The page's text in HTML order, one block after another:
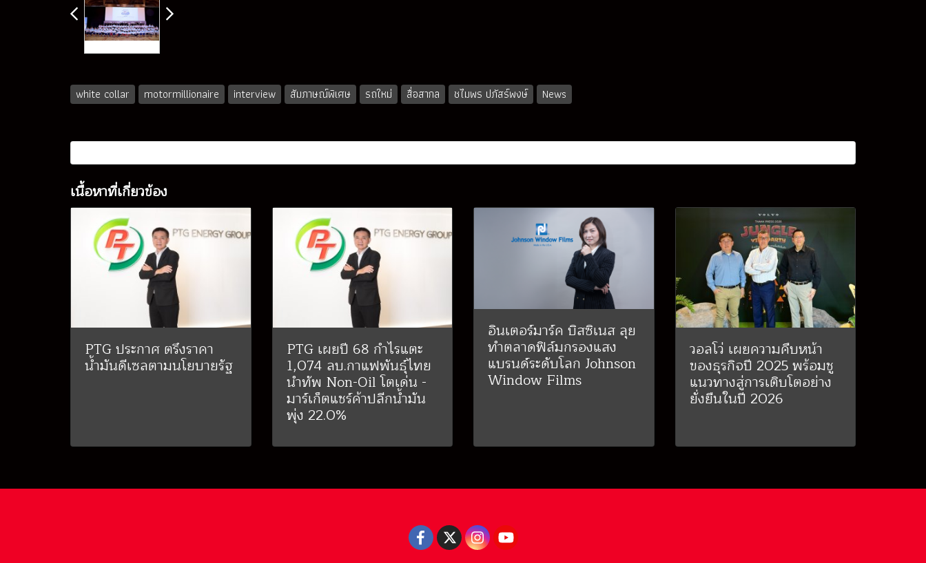
white collar motormillionaire interview สัมภาษณ์พิเศษ รถใหม่ สื่อสากล ชไมพร ปภัสร์พงษ์ News
เนื้อหาที่เกี่ยวข้อง
PTG ประกาศ ตรึงราคา
น้ำมันดีเซลตามนโยบายรัฐ
PTG เผยปี 68 กำไรแตะ
1,074 ลบ.กาแฟพันธุ์ไทย
นำทัพ Non-Oil โตเด่น -
มาร์เก็ตแชร์ค้าปลีกน้ำมัน
พุ่ง 22.0%
อินเตอร์มาร์ค บิสซิเนส ลุย
ทำตลาดฟิล์มกรองแสง
แบรนด์ระดับโลก Johnson
Window Films
วอลโว่ เผยความคืบหน้า
ของธุรกิจปี 2025 พร้อมชู
แนวทางสู่การเติบโตอย่าง
ยั่งยืนในปี 2026